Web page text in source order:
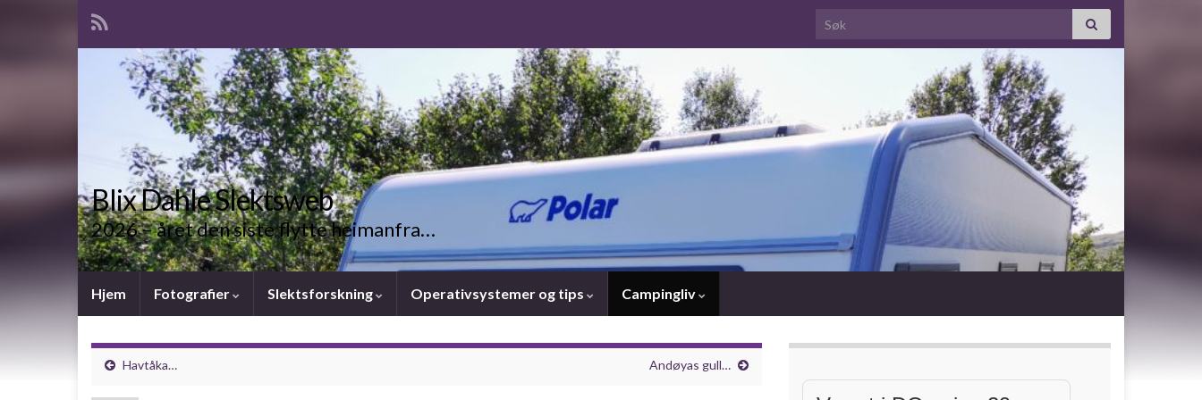
Search for:
Blix Dahle Slektsweb
2026 – året den siste flytte heimanfra…
Hjem Fotografier Slektsforskning Operativsystemer og tips Campingliv
Havtåka… Andøyas gull…